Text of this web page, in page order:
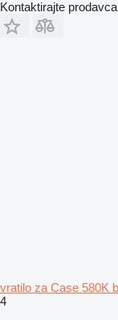
Kontaktirajte prodavca
vratilo za Case 580K
4